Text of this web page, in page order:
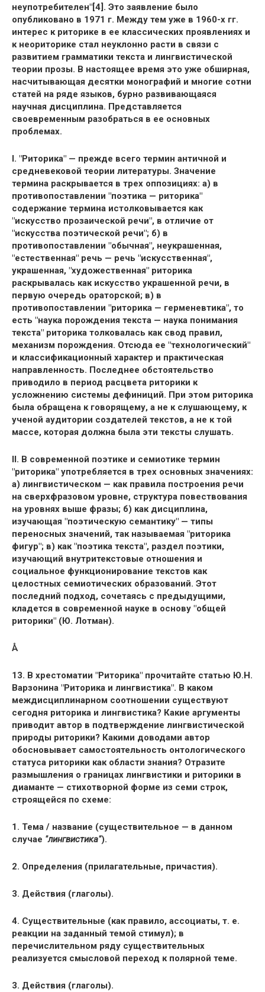
неупотребителен"[4]. Это заявление было
опубликовано в 1971 г. Между тем уже в 1960-х гг.
интерес к риторике в ее классических проявлениях и
к неориторике стал неуклонно расти в связи с
развитием грамматики текста и лингвистической
теории прозы. В настоящее время это уже обширная,
насчитывающая десятки монографий и многие сотни
статей на ряде языков, бурно развивающаяся
научная дисциплина. Представляется
своевременным разобраться в ее основных
проблемах.
I. "Риторика" — прежде всего термин античной и
средневековой теории литературы. Значение
термина раскрывается в трех оппозициях: а) в
противопоставлении "поэтика — риторика"
содержание термина истолковывается как
"искусство прозаической речи", в отличие от
"искусства поэтической речи"; б) в
противопоставлении "обычная", неукрашенная,
"естественная" речь — речь "искусственная",
украшенная, "художественная" риторика
раскрывалась как искусство украшенной речи, в
первую очередь ораторской; в) в
противопоставлении "риторика — герменевтика", то
есть "наука порождения текста — наука понимания
текста" риторика толковалась как свод правил,
механизм порождения. Отсюда ее "технологический"
и классификационный характер и практическая
направленность. Последнее обстоятельство
приводило в период расцвета риторики к
усложнению системы дефиниций. При этом риторика
была обращена к говорящему, а не к слушающему, к
ученой аудитории создателей текстов, а не к той
массе, которая должна была эти тексты слушать.
II. В современной поэтике и семиотике термин
"риторика" употребляется в трех основных значениях:
а) лингвистическом — как правила построения речи
на сверхфразовом уровне, структура повествования
на уровнях выше фразы; б) как дисциплина,
изучающая "поэтическую семантику" — типы
переносных значений, так называемая "риторика
фигур"; в) как "поэтика текста", раздел поэтики,
изучающий внутритекстовые отношения и
социальное функционирование текстов как
целостных семиотических образований. Этот
последний подход, сочетаясь с предыдущими,
кладется в современной науке в основу "общей
риторики" (Ю. Лотман).
Å
13. В хрестоматии "Риторика" прочитайте статью Ю.Н.
Варзонина "Риторика и лингвистика". В каком
междисциплинарном соотношении существуют
сегодня риторика и лингвистика? Какие аргументы
приводит автор в подтверждение лингвистической
природы риторики? Какими доводами автор
обосновывает самостоятельность онтологического
статуса риторики как области знания? Отразите
размышления о границах лингвистики и риторики в
диаманте — стихотворной форме из семи строк,
строящейся по схеме:
1. Тема / название (существительное — в данном
случае "лингвистика").
2. Определения (прилагательные, причастия).
3. Действия (глаголы).
4. Существительные (как правило, ассоциаты, т. е.
реакции на заданный темой стимул); в
перечислительном ряду существительных
реализуется смысловой переход к полярной теме.
3. Действия (глаголы).